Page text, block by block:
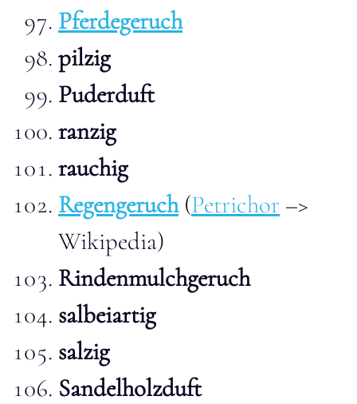
Pferdegeruch
pilzig
Puderduft
ranzig
rauchig
Regengeruch(Petrichor –>
Wikipedia)
Rindenmulchgeruch
salbeiartig
salzig
Sandelholzduft